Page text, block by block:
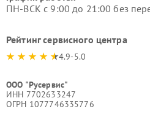
ПН-ВСК с 9:00 до 21:00 без
Рейтинг сервисного центра
4.9-5.0
ООО "Русервис"
ИНН 7702633247
ОГРН 1077746335776